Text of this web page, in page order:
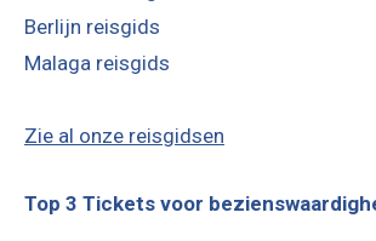
Berlijn reisgids
Malaga reisgids
Zie al onze reisgidsen
Top 3 Tickets voor